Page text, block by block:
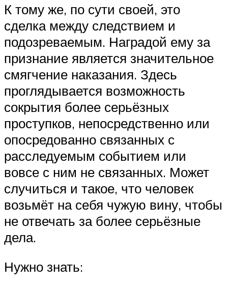
К тому же, по сути своей, это
сделка между следствием и
подозреваемым. Наградой ему за
признание является значительное
смягчение наказания. Здесь
проглядывается возможность
сокрытия более серьёзных
проступков, непосредственно или
опосредованно связанных с
расследуемым событием или
вовсе с ним не связанных. Может
случиться и такое, что человек
возьмёт на себя чужую вину, чтобы
не отвечать за более серьёзные
дела.
Нужно знать: